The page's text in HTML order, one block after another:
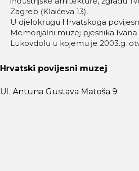
Zagreb (Klaićeva 13).
U djelokrugu Hrvatskoga
Memorijalni muzej pjesnika Ivana
Lukovdolu u kojemu je 2003.g.
Hrvatski povijesni muzej
Ul. Antuna Gustava Matoša 9